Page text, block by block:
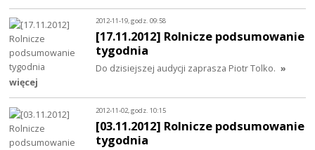
2012-11-19, godz. 09:58
[17.11.2012] Rolnicze podsumowanie
tygodnia
Do dzisiejszej audycji zaprasza Piotr Tolko. »
więcej
2012-11-02, godz. 10:15
[03.11.2012] Rolnicze podsumowanie
tygodnia